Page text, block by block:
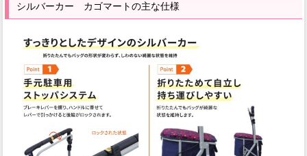
シルバーカー カゴマートの主な仕様